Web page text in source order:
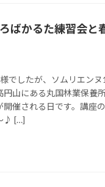
ばかるた練習会と
でしたが、ソムリエン
山にある丸国林業保養
催される日です。講座
♪ […]